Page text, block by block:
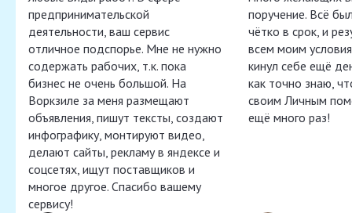
предпринимательской
деятельности, ваш сервис
отличное подспорье. Мне не нужно
содержать рабочих, т.к. пока
бизнес не очень большой. На
Воркзиле за меня размещают
объявления, пишут тексты, создают
инфографику, монтируют видео,
делают сайты, рекламу в яндексе и
соцсетях, ищут поставщиков и
многое другое. Спасибо вашему
сервису!
поручение. Всё
чётко в срок, и
всем моим
кинул себе ещё
как точно знаю,
своим Личным
ещё много раз!